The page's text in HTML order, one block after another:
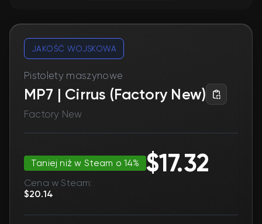
JAKOŚĆ WOJSKOWA
Pistolety maszynowe
MP7 | Cirrus (Factory New)
Factory New
Taniej niż w Steam o 14% $17.32
Cena w Steam:
$20.14